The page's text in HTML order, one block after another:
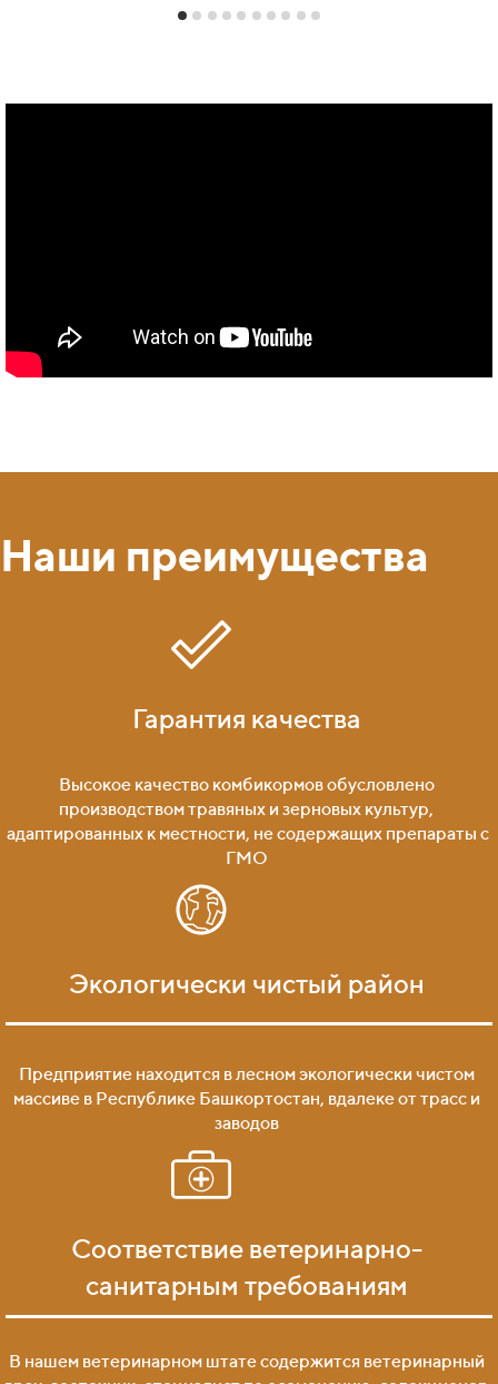
Наши преимущества
Гарантия качества
Высокое качество комбикормов обусловлено
производством травяных и зерновых культур,
адаптированных к местности, не содержащих препараты с
ГМО
Экологически чистый район
Предприятие находится в лесном экологически чистом
массиве в Республике Башкортостан, вдалеке от трасс и
заводов
Соответствие ветеринарно-
санитарным требованиям
В нашем ветеринарном штате содержится ветеринарный